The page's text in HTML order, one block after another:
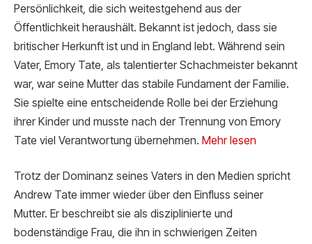
Persönlichkeit, die sich weitestgehend aus der
Öffentlichkeit heraushält. Bekannt ist jedoch, dass sie
britischer Herkunft ist und in England lebt. Während sein
Vater, Emory Tate, als talentierter Schachmeister bekannt
war, war seine Mutter das stabile Fundament der Familie.
Sie spielte eine entscheidende Rolle bei der Erziehung
ihrer Kinder und musste nach der Trennung von Emory
Tate viel Verantwortung übernehmen. Mehr lesen
Trotz der Dominanz seines Vaters in den Medien spricht
Andrew Tate immer wieder über den Einfluss seiner
Mutter. Er beschreibt sie als disziplinierte und
bodenständige Frau, die ihn in schwierigen Zeiten